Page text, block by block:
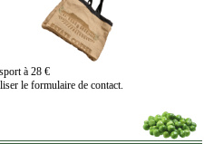
à 28 €
le formulaire de contact.